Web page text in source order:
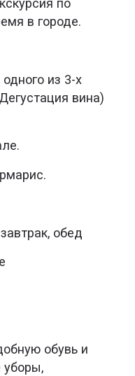
по
в городе.
из 3-х
вина)
обед
обувь и
уборы,